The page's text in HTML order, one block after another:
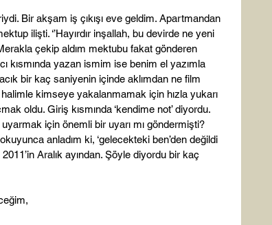
Bir akşam iş çıkışı eve geldim. Apartmandan
ilişti. ‘’Hayırdır inşallah, bu devirde ne yeni
çekip aldım mektubu fakat gönderen
kısmında yazan ismim ise benim el yazımla
bir kaç saniyenin içinde aklımdan ne film
kimseye yakalanmamak için hızla yukarı
oldu. Giriş kısmında ‘kendime not’ diyordu.
için önemli bir uyarı mı göndermişti?
anladım ki, ‘gelecekteki ben’den değildi
Aralık ayından. Şöyle diyordu bir kaç